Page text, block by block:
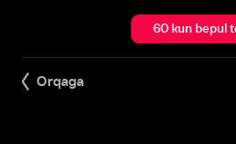
60 kun bepul
Orqaga